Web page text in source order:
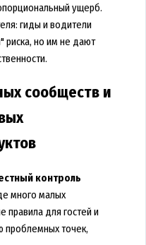
ущерб.
гиды и водители
риска, но им не дают
сообществ и
контроль
много малых
правила для гостей и
проблемных точек,